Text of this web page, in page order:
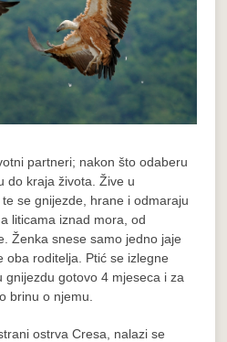
partneri; nakon što odaberu
do kraja života. Žive u
se gnijezde, hrane i odmaraju
liticama iznad mora, od
Ženka snese samo jedno jaje
oba roditelja. Ptić se izlegne
gnijezdu gotovo 4 mjeseca i za
brinu o njemu.
ostrva Cresa, nalazi se